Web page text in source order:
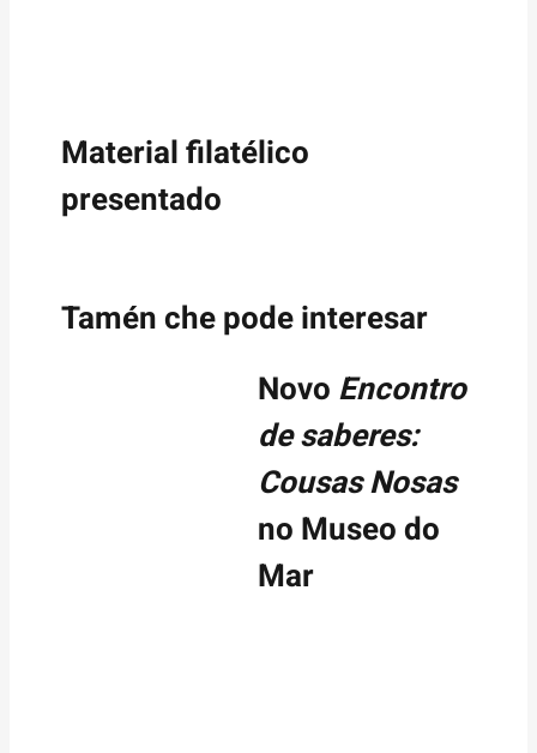
Material filatélico
presentado
Tamén che pode interesar
Novo Encontro
de saberes:
Cousas Nosas
no Museo do
Mar